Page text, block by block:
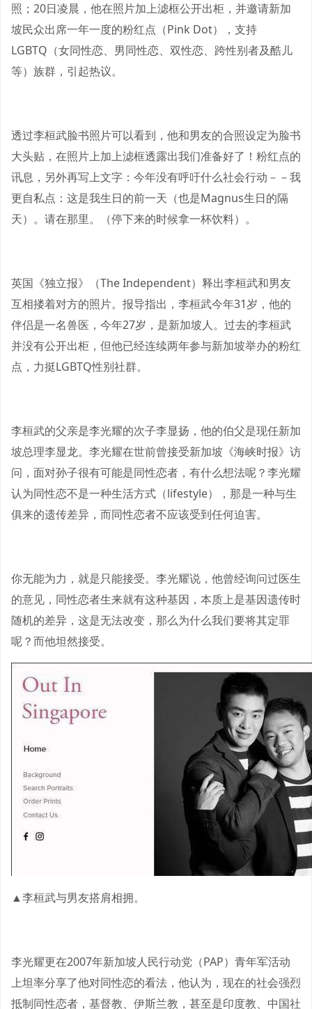
照；20日凌晨，他在照片加上滤框公开出柜，并邀请新加
坡民众出席一年一度的粉红点（Pink Dot），支持
LGBTQ（女同性恋、男同性恋、双性恋、跨性别者及酷儿
等）族群，引起热议。
透过李桓武脸书照片可以看到，他和男友的合照设定为脸书
大头贴，在照片上加上滤框透露出我们准备好了！粉红点的
讯息，另外再写上文字：今年没有呼吁什么社会行动－－我
更自私点：这是我生日的前一天（也是Magnus生日的隔
天）。请在那里。（停下来的时候拿一杯饮料）。
英国《独立报》（The Independent）释出李桓武和男友
互相搂着对方的照片。报导指出，李桓武今年31岁，他的
伴侣是一名兽医，今年27岁，是新加坡人。过去的李桓武
并没有公开出柜，但他已经连续两年参与新加坡举办的粉红
点，力挺LGBTQ性别社群。
李桓武的父亲是李光耀的次子李显扬，他的伯父是现任新加
坡总理李显龙。李光耀在世前曾接受新加坡《海峡时报》访
问，面对孙子很有可能是同性恋者，有什么想法呢？李光耀
认为同性恋不是一种生活方式（lifestyle），那是一种与生
俱来的遗传差异，而同性恋者不应该受到任何迫害。
你无能为力，就是只能接受。李光耀说，他曾经询问过医生
的意见，同性恋者生来就有这种基因，本质上是基因遗传时
随机的差异，这是无法改变，那么为什么我们要将其定罪
呢？而他坦然接受。
▲李桓武与男友搭肩相拥。
李光耀更在2007年新加坡人民行动党（PAP）青年军活动
上坦率分享了他对同性恋的看法，他认为，现在的社会强烈
抵制同性恋者，基督教、伊斯兰教，甚至是印度教、中国社